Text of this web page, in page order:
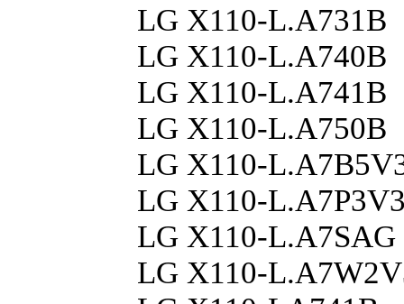
LG X110-L.A731B
LG X110-L.A740B
LG X110-L.A741B
LG X110-L.A750B
LG X110-
LG X110-
LG X110-L.A7SAG
LG X110-